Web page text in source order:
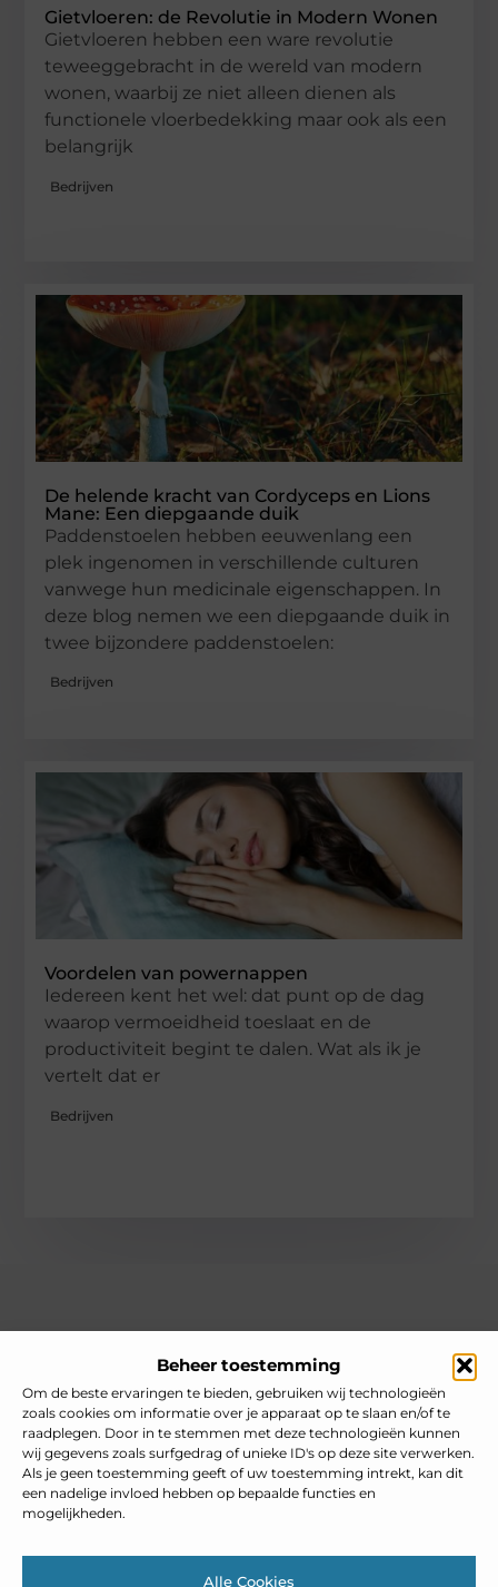
Beheer toestemming
Om de beste ervaringen te bieden, gebruiken wij technologieën
zoals cookies om informatie over je apparaat op te slaan en/of te
raadplegen. Door in te stemmen met deze technologieën kunnen
wij gegevens zoals surfgedrag of unieke ID's op deze site verwerken.
Als je geen toestemming geeft of uw toestemming intrekt, kan dit
een nadelige invloed hebben op bepaalde functies en
mogelijkheden.
Alle Cookies
Gietvloeren: de Revolutie in Modern Wonen
Gietvloeren hebben een ware revolutie
teweeggebracht in de wereld van modern
wonen, waarbij ze niet alleen dienen als
functionele vloerbedekking maar ook als een
belangrijk
Bedrijven
De helende kracht van Cordyceps en Lions
Mane: Een diepgaande duik
Paddenstoelen hebben eeuwenlang een
plek ingenomen in verschillende culturen
vanwege hun medicinale eigenschappen. In
deze blog nemen we een diepgaande duik in
twee bijzondere paddenstoelen:
Bedrijven
Voordelen van powernappen
Iedereen kent het wel: dat punt op de dag
waarop vermoeidheid toeslaat en de
productiviteit begint te dalen. Wat als ik je
vertelt dat er
Bedrijven
Jouw gids voor inspiratie en tips uit het dagelijks leven.
Ontdek een brede verzameling blogs en artikelen die je helpen
om het meeste uit elke dag te halen, met praktische adviezen
en verrassende inzichten.
Bericht categorie